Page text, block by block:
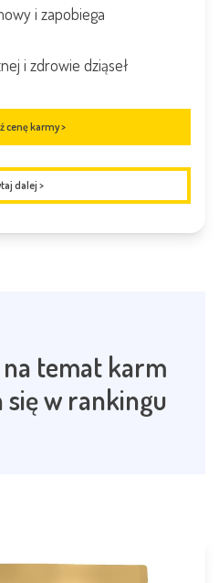
i zapobiega
i zdrowie dziąseł
cenę karmy >
dalej >
na temat karm
się w rankingu